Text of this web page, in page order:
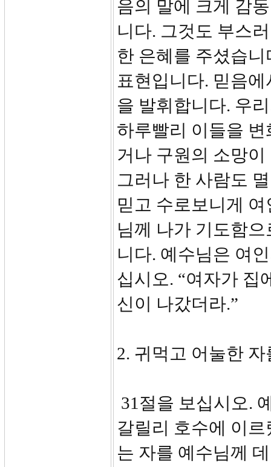
음의 말에 크게 감
니다. 그것도 부스
한 은혜를 주셨습
표현입니다. 믿음
을 발휘합니다. 우
하루빨리 이들을
거나 구원의 소망
그러나 한 사람도
믿고 수로보니게
님께 나가 기도함
니다. 예수님은 여
십시오. “여자가 집
신이 나갔더라.”
2. 귀먹고 어눌한
31절을 보십시오.
갈릴리 호수에 이
는 자를 예수님께